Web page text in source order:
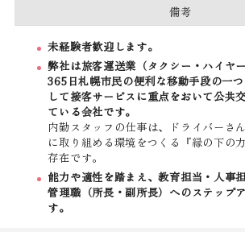
備考
未経験者歓迎します。
弊社は旅客運送業（タクシー・ハイヤ
365日札幌市民の便利な移動手段の一
して接客サービスに重点をおいて公共
ている会社です。
内勤スタッフの仕事は、ドライバーさ
に取り組める環境をつくる『縁の下の
存在です。
能力や適性を踏まえ、教育担当・人事
管理職（所長・副所長）へのステップ
す。